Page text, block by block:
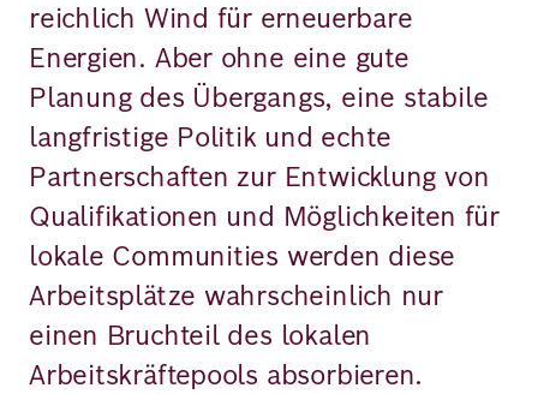
reichlich Wind für erneuerbare
Energien. Aber ohne eine gute
Planung des Übergangs, eine stabile
langfristige Politik und echte
Partnerschaften zur Entwicklung von
Qualifikationen und Möglichkeiten für
lokale Communities werden diese
Arbeitsplätze wahrscheinlich nur
einen Bruchteil des lokalen
Arbeitskräftepools absorbieren.